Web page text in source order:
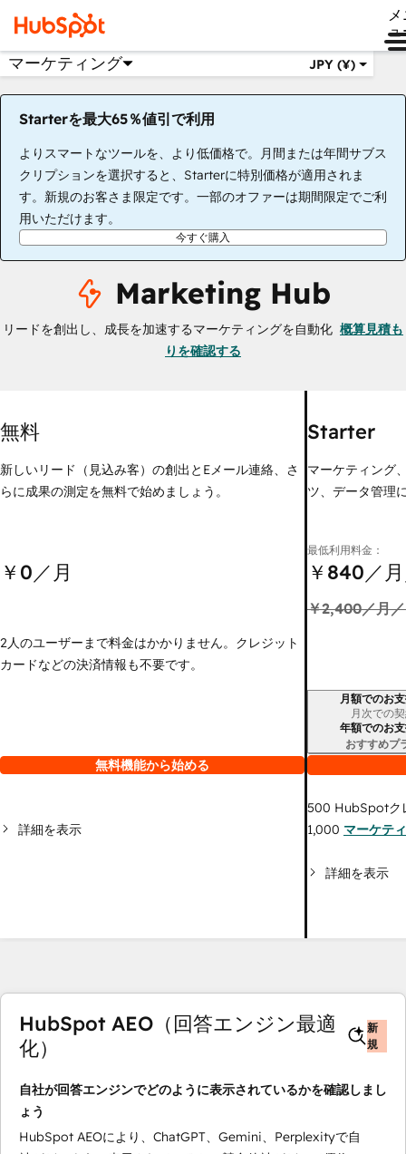
ュ
マーケティング JPY (¥)
Starterを最大65％値引で利用
よりスマートなツールを、より低価格で。月間または年間サブス
クリプションを選択すると、Starterに特別価格が適用されま
す。新規のお客さま限定です。一部のオファーは期間限定でご利
用いただけます。
今すぐ購入
Marketing Hub
リードを創出し、成長を加速するマーケティングを自動化 概算見積も
りを確認する
無料
新しいリード（見込み客）の創出とEメール連絡、さ
らに成果の測定を無料で始めましょう。
￥0／月
2人のユーザーまで料金はかかりません。クレジット
カードなどの決済情報も不要です。
無料機能から始める
詳細を表示
Starter
マーケティング
ツ、データ管理
最低利用料金：
￥840／
￥2,400／月
請求期間月額でのお
月次での
年額でのお
おすすめプ
500 HubSpotク
1,000 マーケテ
詳細を表示
HubSpot AEO（回答エンジン最適
化）
新
規
自社が回答エンジンでどのように表示されているかを確認しまし
ょう
HubSpot AEOにより、ChatGPT、Gemini、Perplexityで自